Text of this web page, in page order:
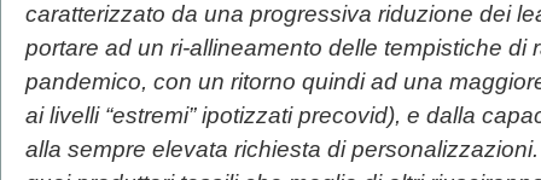
caratterizzato da una progressiva riduzione dei
portare ad un ri-allineamento delle tempistiche di
pandemico, con un ritorno quindi ad una
ai livelli “estremi” ipotizzati precovid), e dalla
alla sempre elevata richiesta di